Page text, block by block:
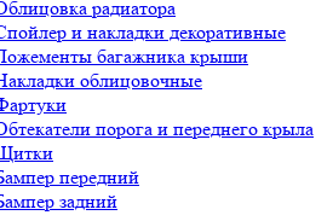
радиатора
и накладки декоративные
багажника крыши
облицовочные
порога и переднего крыла
передний
задний